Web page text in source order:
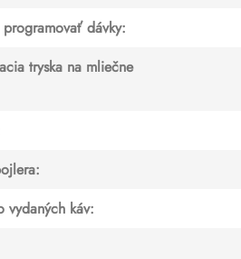
dávky:
tryska na mliečne
:
vydaných káv: